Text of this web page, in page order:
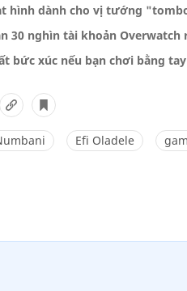
hình dành cho vị tướng
30 nghìn tài khoản Overwatch
bức xúc nếu bạn chơi bằng tay
Efi Oladele